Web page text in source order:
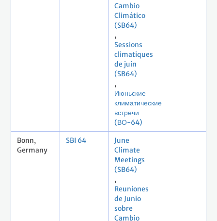
Cambio
Climático
(SB64)
,
Sessions
climatiques
de juin
(SB64)
,
Июньские
климатические
встречи
(ВО-64)
Bonn,
Germany
SBI 64
June
Climate
Meetings
(SB64)
,
Reuniones
de Junio
sobre
Cambio